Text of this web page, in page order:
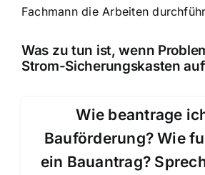
Fachmann die Arbeiten
Was zu tun ist, wenn
Strom-Sicherungskasten
Wie beantrage
Bauförderung? Wie
ein Bauantrag?